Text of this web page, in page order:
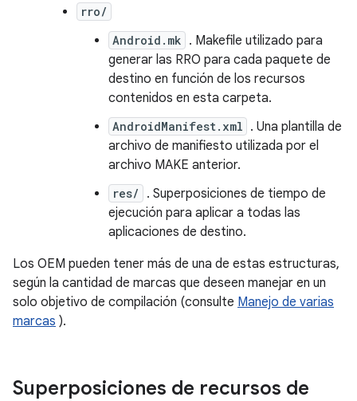
rro/
Android.mk . Makefile utilizado para
generar las RRO para cada paquete de
destino en función de los recursos
contenidos en esta carpeta.
AndroidManifest.xml . Una plantilla de
archivo de manifiesto utilizada por el
archivo MAKE anterior.
res/
. Superposiciones de tiempo de
ejecución para aplicar a todas las
aplicaciones de destino.
Los OEM pueden tener más de una de estas estructuras,
según la cantidad de marcas que deseen manejar en un
solo objetivo de compilación (consulte Manejo de varias
marcas ).
Superposiciones de recursos de